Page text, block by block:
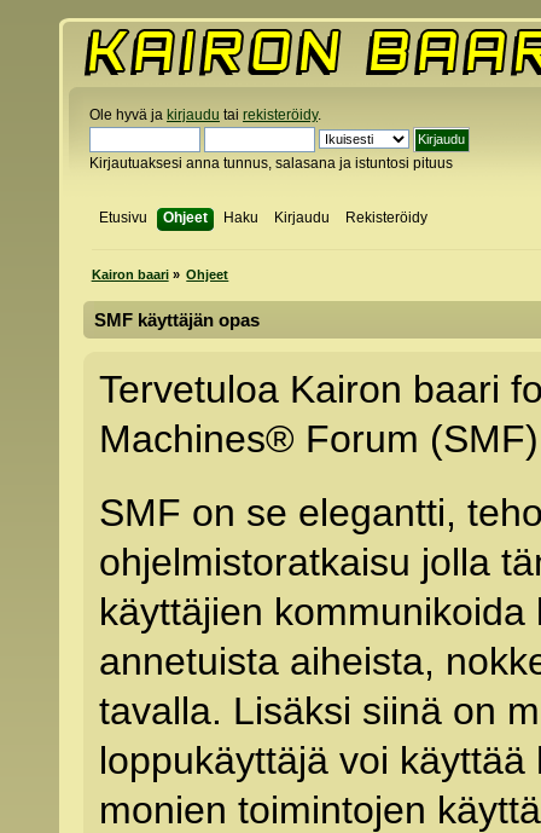
Ole hyvä ja kirjaudu tai rekisteröidy.
Kirjautuaksesi anna tunnus, salasana ja istuntosi pituus
Etusivu Ohjeet Haku Kirjaudu Rekisteröidy
Kairon baari» Ohjeet
SMF käyttäjän opas
Tervetuloa Kairon baari
Machines® Forum
SMF on se elegantti,
ohjelmistoratkaisu jolla
käyttäjien
annetuista aiheista,
tavalla. Lisäksi siinä on
loppukäyttäjä voi
monien toimintojen